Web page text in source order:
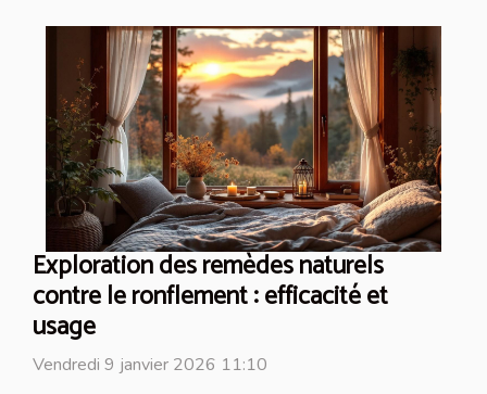
Exploration des remèdes naturels
contre le ronflement : efficacité et
usage
Vendredi 9 janvier 2026 11:10